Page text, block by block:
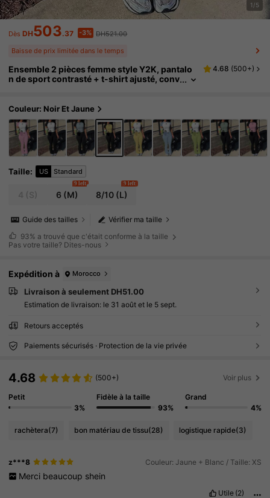
1/5
Dès DH503.37 -3% DH521.00
Baisse de prix limitée dans le temps
Ensemble 2 pièces femme style Y2K, pantalo
n de sport contrasté + t-shirt ajusté, conv
4.68 (500+)
Couleur: Noir Et Jaune
Taille: US Standard
6 (M)
9 left
8/10(L)
9 left
Vérifier ma taille
Guide des tailles
93% a trouvé que c'était conforme à la taille
Pas votre taille? Dites-nous
Expédition à Morocco
Livraison à seulement DH51.00
Estimation de livraison: le 31 août et le 5 sept.
Retours acceptés
Paiements sécurisés · Protection de la vie privée
4.68 (500+) Voir plus
Petit
3%
Fidèle à la taille
93%
Grand
4%
rachètera(7) bon matériau de tissu(28) logistique rapide(3)
z***8 Couleur: Jaune + Blanc / Taille: XS
Merci beaucoup shein
Utile (2)